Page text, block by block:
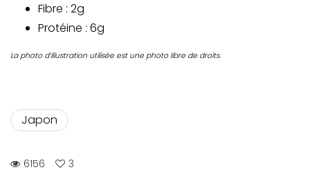
Fibre : 2g
Protéine : 6g
La photo d’illustration utilisée est une photo libre de droits.
Japon
6156 3